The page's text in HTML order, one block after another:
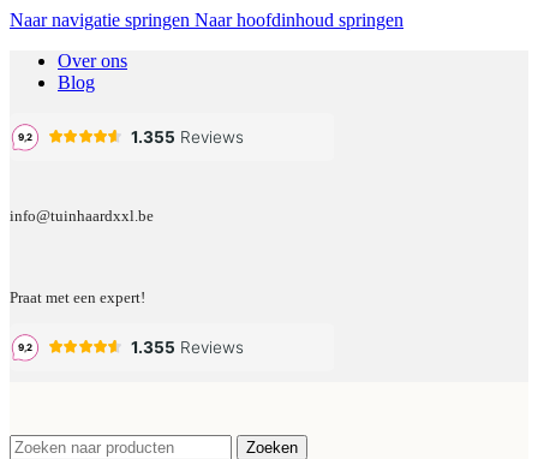
Naar navigatie springen Naar hoofdinhoud springen
Over ons
Blog
info@tuinhaardxxl.be
Praat met een expert!
Zoeken